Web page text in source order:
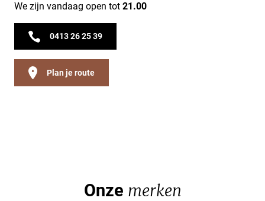
We zijn vandaag open tot 21.00
0413 26 25 39
Plan je route
Onze merken